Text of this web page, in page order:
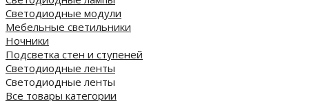
Светодиодные модули
Мебельные светильники
Ночники
Подсветка стен и ступеней
Светодиодные ленты
Светодиодные ленты
Все товары категории